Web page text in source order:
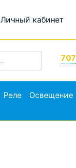
Личный кабинет
707
Реле Освещение